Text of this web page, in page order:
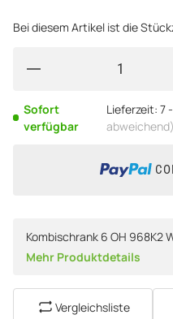
Bei diesem Artikel ist die
Sofort
verfügbar
Lieferzeit: 7
abweichend)
Kombischrank 6 OH 968K2
Mehr Produktdetails
Vergleichsliste